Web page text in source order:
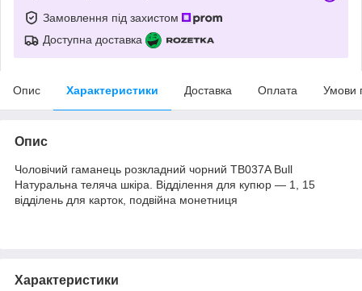
Замовлення під захистом
Доступна доставка
Опис Характеристики Доставка Оплата Умови
Опис
Чоловічий гаманець розкладний чорний TB037A Bull
Натуральна теляча шкіра. Відділення для купюр — 1, 15
відділень для карток, подвійна монетниця
Характеристики